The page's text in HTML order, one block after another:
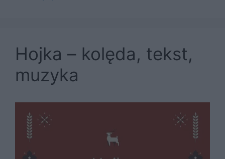
Hojka – kolęda, tekst,
muzyka